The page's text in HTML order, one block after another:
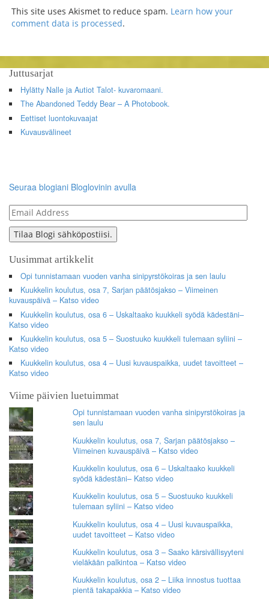
This site uses Akismet to reduce spam. Learn how your
comment data is processed.
Juttusarjat
Hylätty Nalle ja Autiot Talot- kuvaromaani.
The Abandoned Teddy Bear – A Photobook.
Eettiset luontokuvaajat
Kuvausvälineet
Seuraa blogiani Bloglovinin avulla
Email
Address
Tilaa Blogi sähköpostiisi.
Uusimmat artikkelit
Opi tunnistamaan vuoden vanha sinipyrstökoiras ja sen laulu
Kuukkelin koulutus, osa 7, Sarjan päätösjakso – Viimeinen
kuvauspäivä – Katso video
Kuukkelin koulutus, osa 6 – Uskaltaako kuukkeli syödä kädestäni–
Katso video
Kuukkelin koulutus, osa 5 – Suostuuko kuukkeli tulemaan syliini –
Katso video
Kuukkelin koulutus, osa 4 – Uusi kuvauspaikka, uudet tavoitteet –
Katso video
Viime päivien luetuimmat
Opi tunnistamaan vuoden vanha sinipyrstökoiras ja
sen laulu
Kuukkelin koulutus, osa 7, Sarjan päätösjakso –
Viimeinen kuvauspäivä – Katso video
Kuukkelin koulutus, osa 6 – Uskaltaako kuukkeli
syödä kädestäni– Katso video
Kuukkelin koulutus, osa 5 – Suostuuko kuukkeli
tulemaan syliini – Katso video
Kuukkelin koulutus, osa 4 – Uusi kuvauspaikka,
uudet tavoitteet – Katso video
Kuukkelin koulutus, osa 3 – Saako kärsivällisyyteni
vieläkään palkintoa – Katso video
Kuukkelin koulutus, osa 2 – Liika innostus tuottaa
pientä takapakkia – Katso video